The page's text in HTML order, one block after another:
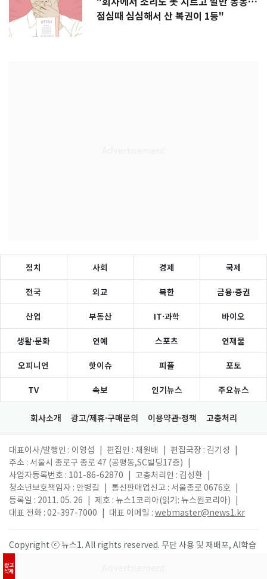
점심때 심심해서 산 복권이 1등"
광고
삭제
정치 사회 경제 국제
전국 외교 북한 금융·증권
산업 부동산 IT·과학 바이오
생활·문화 연예 스포츠 연재물
오피니언 핫이슈 피플 포토
TV 속보 인기뉴스 주요뉴스
회사소개 광고/제휴·구매문의 이용약관·정책 고충처리
대표이사/발행인 : 이영섭 편집인 : 채원배 편집국장 : 김기성
주소 : 서울시 종로구 종로 47 (공평동,SC빌딩17층)
사업자등록번호 : 101-86-62870
고충처리인 : 김성환
청소년보호책임자 : 안병길
통신판매업신고 : 서울종로 0676호
등록일 : 2011. 05. 26
제호 : 뉴스1코리아(읽기: 뉴스원코리아)
대표 전화 : 02-397-7000
대표 이메일 : webmaster@news1.kr
Copyright ⓒ 뉴스1. All rights reserved. 무단 사용 및 재배포, AI학습